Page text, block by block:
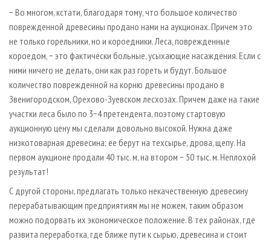
− Во многом, кстати, благодаря тому, что большое количество
поврежденной древесины продано нами на аукционах. Причем это
не только горельники, но и короедники. Леса, поврежденные
короедом, − это фактически больные, усыхающие насаждения. Если с
ними ничего не делать, они как раз гореть и будут. Большое
количество поврежденной на корню древесины продано в
Звенигородском, Орехово-Зуевском лесхозах. Причем даже на такие
участки леса было по 3−4 претендента, поэтому стартовую
аукционную цену мы сделали довольно высокой. Нужна даже
низкотоварная древесина: ее берут на техсырье, дрова, щепу. На
первом аукционе продали 40 тыс. м, на втором − 50 тыс. м. Неплохой
результат!
С другой стороны, предлагать только некачественную древесину
перерабатывающим предприятиям мы не можем, таким образом
можно подорвать их экономическое положение. В тех районах, где
развита переработка, где ближе пути к сырью, древесина и стоит